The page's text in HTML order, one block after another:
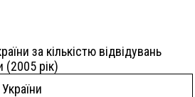
за кількістю відвідувань
(2005 рік)